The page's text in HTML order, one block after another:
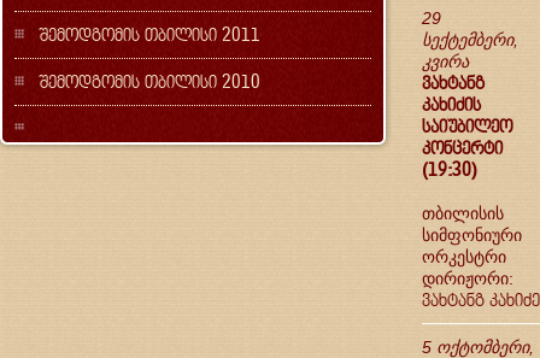
შემოდგომის თბილისი 2011
შემოდგომის თბილისი 2010
29
სექტემბერი,
კვირა
ვახტანგ
კახიძის
საიუბილეო
კონცერტი
(19:30)
თბილისის
სიმფონიური
ორკესტრი
დირიჟორი:
ვახტანგ კახიძე
5 ოქტომბერი,